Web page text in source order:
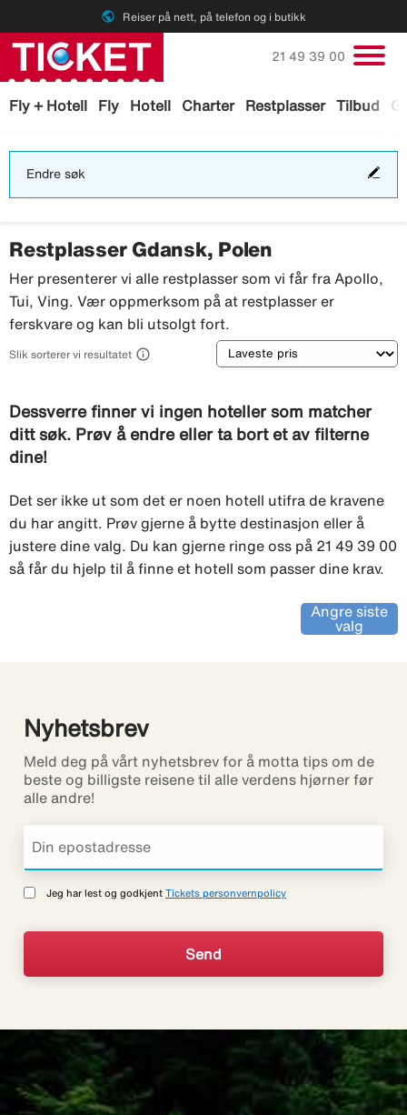
public Reiser på nett, på telefon og i butikk
Fly + Hotell Fly Hotell Charter Restplasser Tilbud
Ring oss på
21 49 39 00
Endre søk
Restplasser Gdansk, Polen
Her presenterer vi alle restplasser som vi får fra Apollo,
Tui, Ving. Vær oppmerksom på at restplasser er
ferskvare og kan bli utsolgt fort.
Slik sorterer vi resultatet  Sortering
Dessverre finner vi ingen hoteller som matcher
ditt søk. Prøv å endre eller ta bort et av filterne
dine!
Det ser ikke ut som det er noen hotell utifra de kravene
du har angitt. Prøv gjerne å bytte destinasjon eller å
justere dine valg. Du kan gjerne ringe oss på 21 49 39 00
så får du hjelp til å finne et hotell som passer dine krav.
Angre siste
valg
Nyhetsbrev
Meld deg på vårt nyhetsbrev for å motta tips om de
beste og billigste reisene til alle verdens hjørner før
alle andre!
Jeg har lest og godkjent Tickets personvernpolicy